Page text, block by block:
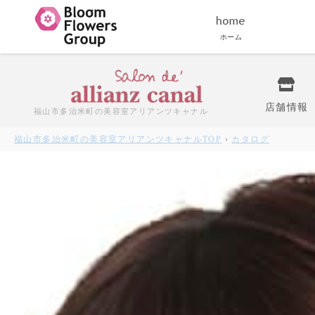
ホーム
福山市多治米町の美容室 アリアンツキャナル 店舗情報
福山市多治米町の美容室アリアンツキャナルTOP › カタログ